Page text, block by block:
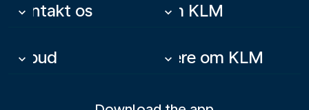
Kontakt os
keyboard_arrow_down Om KLM
keyboard_arrow_down
Tilbud
keyboard_arrow_down Mere om KLM
keyboard_arrow_down